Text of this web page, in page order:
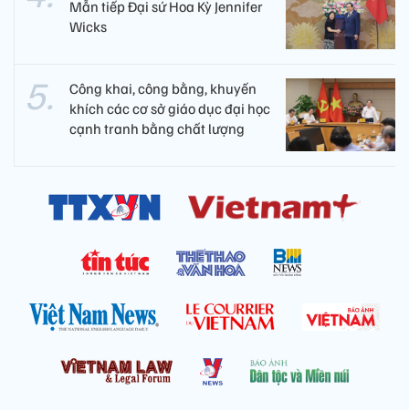
Mẫn tiếp Đại sứ Hoa Kỳ Jennifer
Wicks
Công khai, công bằng, khuyến
khích các cơ sở giáo dục đại học
cạnh tranh bằng chất lượng​